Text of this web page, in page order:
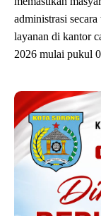
administrasi
layanan di kantor
2026 mulai pukul